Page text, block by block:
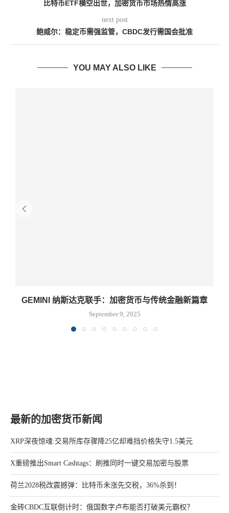
比特币ETF横空出世，加密货币市场热情高涨
next post
鲍威尔：稳定币需强监管，CBDC发行需国会批准
YOU MAY ALSO LIKE
GEMINI 纳斯达克联手：加密货币与传统金融新篇章
September 9, 2025
最新的加密货币新闻
XRP深夜惊魂:交易所库存骤降25亿却难挡价格失守1.5美元
X重磅推出Smart Cashtags：刷推同时一键交易加密与股票
荷兰2028税改震撼弹：比特币未涨先交税，36%杀到！
金砖CBDC互联倒计时：俄国数字卢布能否打破美元霸权？